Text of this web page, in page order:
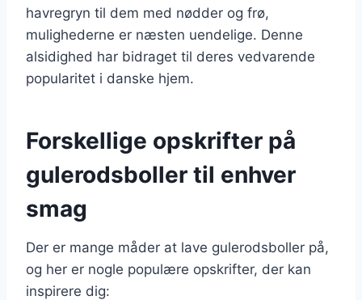
havregryn til dem med nødder og frø,
mulighederne er næsten uendelige. Denne
alsidighed har bidraget til deres vedvarende
popularitet i danske hjem.
Forskellige opskrifter på
gulerodsboller til enhver
smag
Der er mange måder at lave gulerodsboller på,
og her er nogle populære opskrifter, der kan
inspirere dig: